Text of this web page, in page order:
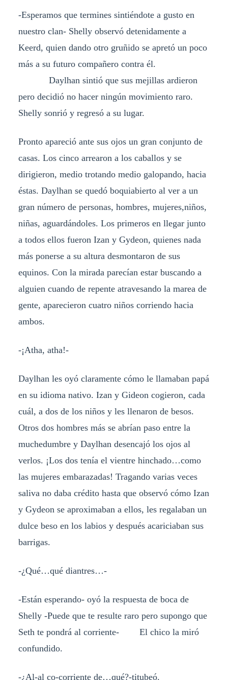
-Esperamos que termines sintiéndote a gusto en
nuestro clan- Shelly observó detenidamente a
Keerd, quien dando otro gruñido se apretó un poco
más a su futuro compañero contra él.
Daylhan sintió que sus mejillas ardieron
pero decidió no hacer ningún movimiento raro.
Shelly sonrió y regresó a su lugar.
Pronto apareció ante sus ojos un gran conjunto de
casas. Los cinco arrearon a los caballos y se
dirigieron, medio trotando medio galopando, hacia
éstas. Daylhan se quedó boquiabierto al ver a un
gran número de personas, hombres, mujeres,niños,
niñas, aguardándoles. Los primeros en llegar junto
a todos ellos fueron Izan y Gydeon, quienes nada
más ponerse a su altura desmontaron de sus
equinos. Con la mirada parecían estar buscando a
alguien cuando de repente atravesando la marea de
gente, aparecieron cuatro niños corriendo hacia
ambos.
-¡Atha, atha!-
Daylhan les oyó claramente cómo le llamaban papá
en su idioma nativo. Izan y Gideon cogieron, cada
cuál, a dos de los niños y les llenaron de besos.
Otros dos hombres más se abrían paso entre la
muchedumbre y Daylhan desencajó los ojos al
verlos. ¡Los dos tenía el vientre hinchado…como
las mujeres embarazadas! Tragando varias veces
saliva no daba crédito hasta que observó cómo Izan
y Gydeon se aproximaban a ellos, les regalaban un
dulce beso en los labios y después acariciaban sus
barrigas.
-¿Qué…qué diantres…-
-Están esperando- oyó la respuesta de boca de
Shelly -Puede que te resulte raro pero supongo que
Seth te pondrá al corriente- El chico la miró
confundido.
-¿Al-al co-corriente de…qué?-titubeó.